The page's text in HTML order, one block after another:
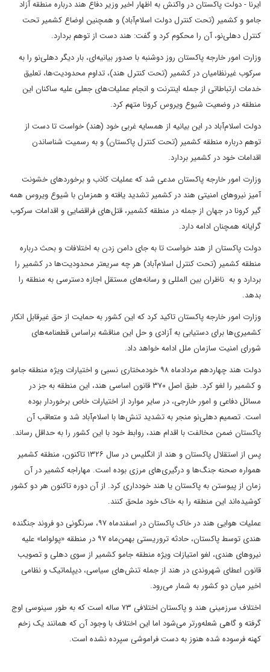
ایرنا - دولت پاکستان در واکنش به اظهار اخیر وزیر دفاع هند درباره منطقه آزاد
جامو و کشمیر (تحت کنترل دولت اسلام‌آباد) و همچنین اوضاع کشمیر تحت
کنترل دهلی‌نو، آن را محکوم کرد و گفت: هند دست از توهم بردارد.
وزارت امور خارجه پاکستان روز دوشنبه با صدور بیانیه‌ای، بار دیگر دهلی‌نو را به
سرکوب غیرنظامیان در کشمیر (تحت کنترل هند)، تداوم محدودیت‌ها، تعلیق
خدمات ارتباطاتی از جمله اینترنت و انجام عملیات‌های جعلی علیه ساکنان این
منطقه در وضعیت شیوع ویروس کرونا متهم کرد.
دولت اسلام‌آباد در این بیانیه از همسایه غربی خود (هند) خواست تا دست از
توهم درباره منطقه کشمیر (تحت کنترل پاکستان) و به رسمیت شناساندن
اقدامات خود در کشمیر بردارد.
وزارت امور خارجه پاکستان مدعی شد که عملیات کاذب و برخوردهای خشونت
آمیز نیروهای امنیتی هند در کشمیر تشدید یافته و همزمان با شیوع ویروس همه
گیر کرونا در جهان از جمله در منطقه کشمیر، قتل‌های فراقضایی و اقدامات سرکوب
گرایانه همچنان ادامه دارد.
دولت پاکستان از هند خواست تا به جای دامن زدن به اختلافات و بحث درباره
منطقه کشمیر (تحت کنترل اسلام‌آباد) هر چه سریعتر محدودیت‌ها در کشمیر را
بردارد و به ناظران بین المللی و رسانه‌های مستقل اجازه دسترسی به منطقه را
بدهد.
وزارت امور خارجه پاکستان تاکید کرد که این کشور به حمایت از حق غیرقابل انکار
کشمیری‌ها برای دستیابی به آزادی و حل این مناقشه براساس قطعنامه‌های
شورای امنیت سازمان ملل ادامه خواهد داد.
دولت هند چهاردهم مردادماه ۹۸ خودمختاری نسبی و اختیارات ویژه منطقه جامو
و کشمیر را لغو کرد. طبق اصل ۳۷۰ قانون اساسی هند، این منطقه به جز در
مسائل دفاعی و امور خارجی، در سایر موارد از اختیارات خاص برخوردار بوده
است. تصمیم دهلی‌نو منجر به تشدید تنش‌ها با اسلام‌آباد شد و متعاقب آن
پاکستان ضمن مخالفت با اقدام هند، روابط خود با این کشور را به حداقل رساند.
پس از استقلال پاکستان و هند از انگلیس در سال ۱۳۲۶ تاکنون، منطقه کشمیر
همواره صحنه جنگ‌ها و درگیری‌های مرزی بوده است. مهاراجه کشمیر در آن
زمان از پیوستن به پاکستان یا هند خودداری کرد. از آن دوره تاکنون هر دو کشور
کوشیده‌اند این منطقه را به خاک خود ملحق کنند.
عملیات هوایی هند در خاک پاکستان در اسفندماه ۹۷، سرنگونی دو فروند جنگنده
هندی توسط پاکستان، حادثه تروریستی بهمن‌ماه ۹۷ در منطقه «پولواما» علیه
نیروهای هندی، لغو امتیازات ویژه منطقه جامو کشمیر از سوی دهلی و تصویب
قانون اعطای شهروندی در هند از جمله تنش‌های سیاسی، دیپلماتیک و نظامی
اخیر میان دو کشور به شمار می‌رود.
اختلاف سرزمینی هند و پاکستان اختلافی ۷۳ ساله است که به طور سینوسی اوج
گرفته و گاهی شعله‌ورتر می‌شود اما این اختلاف با وجود آن که همانند یک زخم
کهنه فرسوده شده هنوز به دست فراموشی سپرده نشده است.